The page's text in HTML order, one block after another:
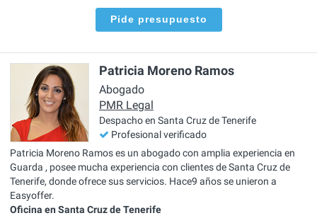
Pide presupuesto
Patricia Moreno Ramos
Abogado
PMR Legal
Despacho en Santa Cruz de Tenerife
Profesional verificado
Patricia Moreno Ramos es un abogado con amplia experiencia en
Guarda , posee mucha experiencia con clientes de Santa Cruz de
Tenerife, donde ofrece sus servicios. Hace9 años se unieron a
Easyoffer.
Oficina en Santa Cruz de Tenerife